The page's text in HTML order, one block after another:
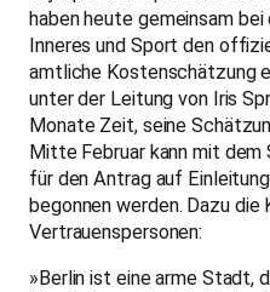
haben heute gemeinsam
Inneres und Sport den
amtliche Kostenschätzung
unter der Leitung von Iris
Monate Zeit, seine
Mitte Februar kann mit
für den Antrag auf
begonnen werden. Dazu die
Vertrauenspersonen:
»Berlin ist eine arme Stadt,